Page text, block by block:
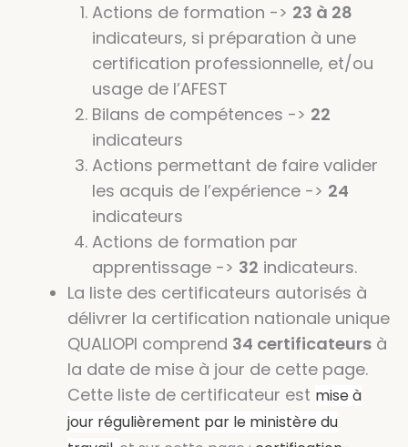
Actions de formation -> 23 à 28
indicateurs, si préparation à une
certification professionnelle, et/ou
usage de l’AFEST
Bilans de compétences -> 22
indicateurs
Actions permettant de faire valider
les acquis de l’expérience -> 24
indicateurs
Actions de formation par
apprentissage -> 32 indicateurs.
La liste des certificateurs autorisés à
délivrer la certification nationale unique
QUALIOPI comprend 34 certificateurs à
la date de mise à jour de cette page.
Cette liste de certificateur est mise à
jour régulièrement par le ministère du